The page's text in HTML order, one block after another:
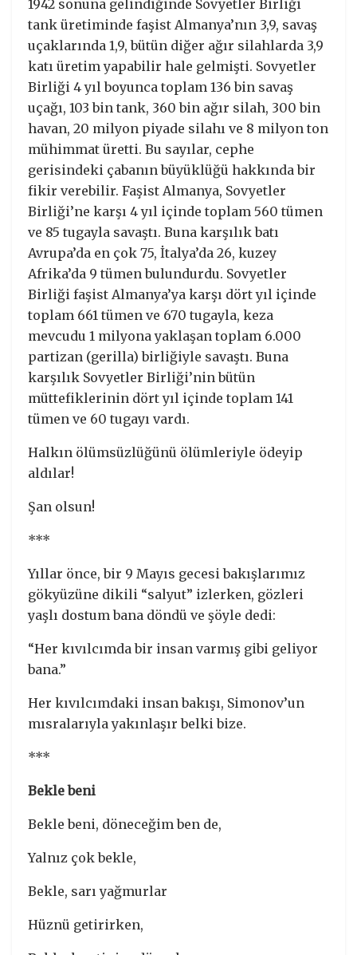
1942 sonuna gelindiğinde Sovyetler Birliği
tank üretiminde faşist Almanya’nın 3,9, savaş
uçaklarında 1,9, bütün diğer ağır silahlarda 3,9
katı üretim yapabilir hale gelmişti. Sovyetler
Birliği 4 yıl boyunca toplam 136 bin savaş
uçağı, 103 bin tank, 360 bin ağır silah, 300 bin
havan, 20 milyon piyade silahı ve 8 milyon ton
mühimmat üretti. Bu sayılar, cephe
gerisindeki çabanın büyüklüğü hakkında bir
fikir verebilir. Faşist Almanya, Sovyetler
Birliği’ne karşı 4 yıl içinde toplam 560 tümen
ve 85 tugayla savaştı. Buna karşılık batı
Avrupa’da en çok 75, İtalya’da 26, kuzey
Afrika’da 9 tümen bulundurdu. Sovyetler
Birliği faşist Almanya’ya karşı dört yıl içinde
toplam 661 tümen ve 670 tugayla, keza
mevcudu 1 milyona yaklaşan toplam 6.000
partizan (gerilla) birliğiyle savaştı. Buna
karşılık Sovyetler Birliği’nin bütün
müttefiklerinin dört yıl içinde toplam 141
tümen ve 60 tugayı vardı.
Halkın ölümsüzlüğünü ölümleriyle ödeyip
aldılar!
Şan olsun!
***
Yıllar önce, bir 9 Mayıs gecesi bakışlarımız
gökyüzüne dikili “salyut” izlerken, gözleri
yaşlı dostum bana döndü ve şöyle dedi:
“Her kıvılcımda bir insan varmış gibi geliyor
bana.”
Her kıvılcımdaki insan bakışı, Simonov’un
mısralarıyla yakınlaşır belki bize.
***
Bekle beni
Bekle beni, döneceğim ben de,
Yalnız çok bekle,
Bekle, sarı yağmurlar
Hüznü getirirken,